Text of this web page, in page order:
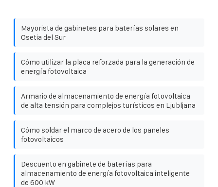
Mayorista de gabinetes para baterías solares en
Osetia del Sur
Cómo utilizar la placa reforzada para la generación de
energía fotovoltaica
Armario de almacenamiento de energía fotovoltaica
de alta tensión para complejos turísticos en Ljubljana
Cómo soldar el marco de acero de los paneles
fotovoltaicos
Descuento en gabinete de baterías para
almacenamiento de energía fotovoltaica inteligente
de 600 kW